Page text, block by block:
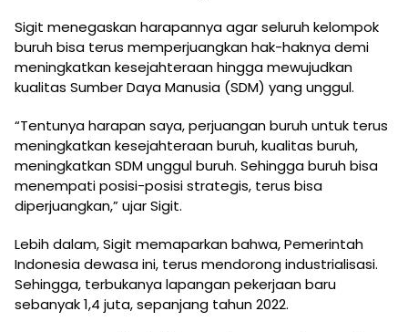
Sigit menegaskan harapannya agar seluruh kelompok
buruh bisa terus memperjuangkan hak-haknya demi
meningkatkan kesejahteraan hingga mewujudkan
kualitas Sumber Daya Manusia (SDM) yang unggul.
“Tentunya harapan saya, perjuangan buruh untuk terus
meningkatkan kesejahteraan buruh, kualitas buruh,
meningkatkan SDM unggul buruh. Sehingga buruh bisa
menempati posisi-posisi strategis, terus bisa
diperjuangkan,” ujar Sigit.
Lebih dalam, Sigit memaparkan bahwa, Pemerintah
Indonesia dewasa ini, terus mendorong industrialisasi.
Sehingga, terbukanya lapangan pekerjaan baru
sebanyak 1,4 juta, sepanjang tahun 2022.